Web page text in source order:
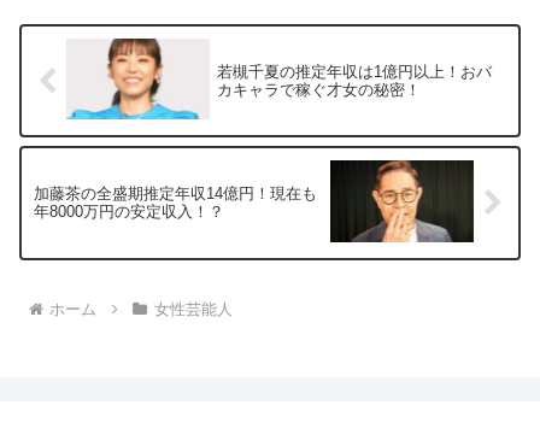
若槻千夏の推定年収は1億円以上！おバ
カキャラで稼ぐ才女の秘密！
加藤茶の全盛期推定年収14億円！現在も
年8000万円の安定収入！？
ホーム 女性芸能人